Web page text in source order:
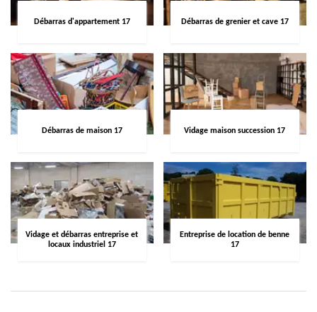
Débarras d'appartement 17 Débarras de grenier et cave 17
Débarras de maison 17 Vidage maison succession 17
Vidage et débarras entreprise et
locaux industriel 17
Entreprise de location de benne
17